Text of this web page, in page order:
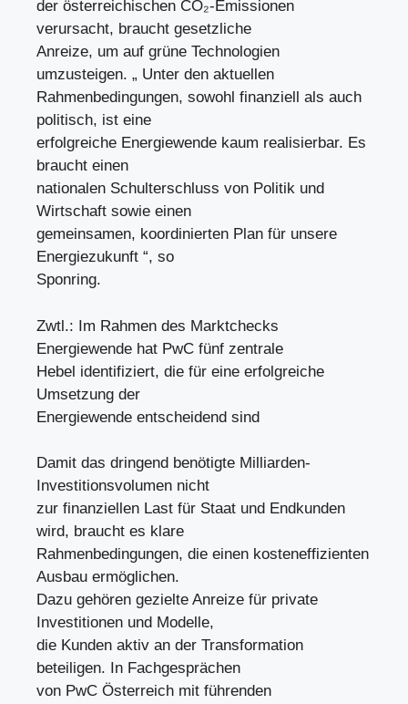
der österreichischen CO₂-Emissionen
verursacht, braucht gesetzliche
Anreize, um auf grüne Technologien
umzusteigen. „ Unter den aktuellen
Rahmenbedingungen, sowohl finanziell als auch
politisch, ist eine
erfolgreiche Energiewende kaum realisierbar. Es
braucht einen
nationalen Schulterschluss von Politik und
Wirtschaft sowie einen
gemeinsamen, koordinierten Plan für unsere
Energiezukunft “, so
Sponring.
Zwtl.: Im Rahmen des Marktchecks
Energiewende hat PwC fünf zentrale
Hebel identifiziert, die für eine erfolgreiche
Umsetzung der
Energiewende entscheidend sind
Damit das dringend benötigte Milliarden-
Investitionsvolumen nicht
zur finanziellen Last für Staat und Endkunden
wird, braucht es klare
Rahmenbedingungen, die einen kosteneffizienten
Ausbau ermöglichen.
Dazu gehören gezielte Anreize für private
Investitionen und Modelle,
die Kunden aktiv an der Transformation
beteiligen. In Fachgesprächen
von PwC Österreich mit führenden